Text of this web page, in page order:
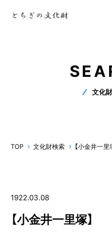
文化
TOP 文化財検索 【小金井一里
1922.03.08
【小金井一里塚】